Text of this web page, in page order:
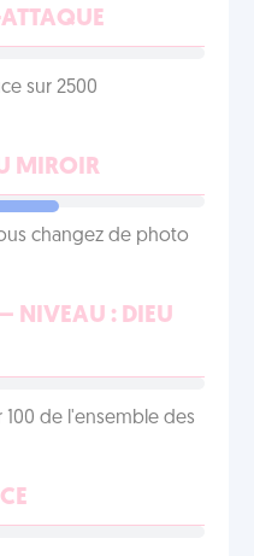
sur 2500
MIROIR
changez de photo
NIVEAU : DIEU
100 de l'ensemble des